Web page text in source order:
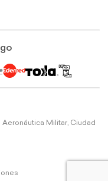
Aeronáutica Militar, Ciudad